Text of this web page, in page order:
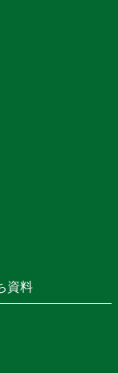
資料